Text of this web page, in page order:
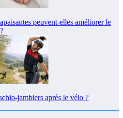
peuvent-elles améliorer le
jambiers après le vélo ?